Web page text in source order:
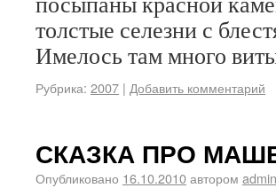
толстые селезни с
Имелось там много
Рубрика: 2007 | Добавить комментарий
СКАЗКА ПРО
Опубликовано 16.10.2010автором admin